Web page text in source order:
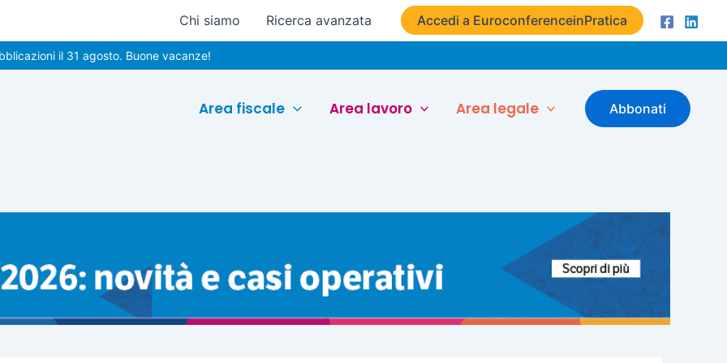
Chi siamo Ricerca avanzata Accedi a EuroconferenceinPratica
il 31 agosto. Buone vacanze!
Area fiscale Area lavoro Area legale Abbonati